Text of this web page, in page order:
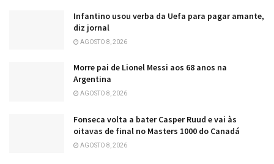
Infantino usou verba da Uefa para pagar amante,
diz jornal
AGOSTO 8, 2026
Morre pai de Lionel Messi aos 68 anos na
Argentina
AGOSTO 8, 2026
Fonseca volta a bater Casper Ruud e vai às
oitavas de final no Masters 1000 do Canadá
AGOSTO 8, 2026